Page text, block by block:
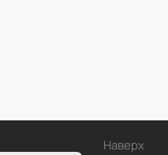
Наверх